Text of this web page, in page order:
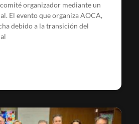
organizador mediante un
El evento que organiza AOCA,
debido a la transición del